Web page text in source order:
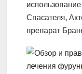
Спасателя,
препарат